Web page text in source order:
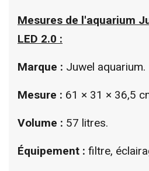
Mesures de l'aquarium
LED 2.0 :
Marque : Juwel aquarium.
Mesure : 61 × 31 × 36,5
Volume : 57 litres.
Équipement : filtre,